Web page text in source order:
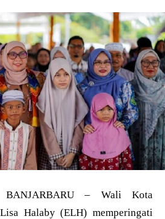
– Wali Kota
Halaby (ELH) memperingati